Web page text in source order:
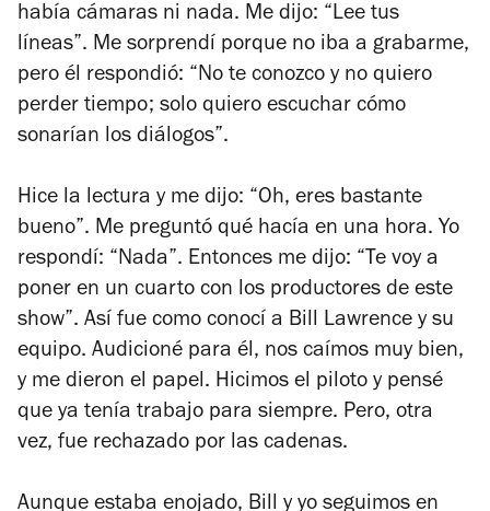
había cámaras ni nada. Me dijo: “Lee tus
líneas”. Me sorprendí porque no iba a grabarme,
pero él respondió: “No te conozco y no quiero
perder tiempo; solo quiero escuchar cómo
sonarían los diálogos”.
Hice la lectura y me dijo: “Oh, eres bastante
bueno”. Me preguntó qué hacía en una hora. Yo
respondí: “Nada”. Entonces me dijo: “Te voy a
poner en un cuarto con los productores de este
show”. Así fue como conocí a Bill Lawrence y su
equipo. Audicioné para él, nos caímos muy bien,
y me dieron el papel. Hicimos el piloto y pensé
que ya tenía trabajo para siempre. Pero, otra
vez, fue rechazado por las cadenas.
Aunque estaba enojado, Bill y yo seguimos en